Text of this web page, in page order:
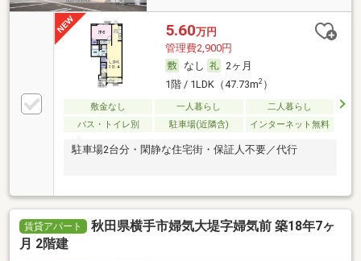
5.60万円
管理費2,900円
なし
2ヶ月
1階 / 1LDK（47.73m2）
敷金なし 一人暮らし
二人暮らし
バス・トイレ別
駐車場(近隣含) インターネット無料
駐車場2台分・閑静な住宅街・保証人不要／代行
賃貸アパート
秋田県横手市婦気大堤字婦気前 築18年7ヶ
月 2階建